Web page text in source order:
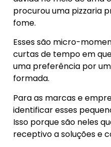
procurou uma pizzaria
fome.
Esses são micro-
curtas de tempo em
uma preferência por
formada.
Para as marcas e
identificar esses
Isso porque são neles
receptivo a soluções e